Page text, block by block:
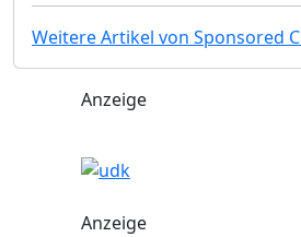
Weitere Artikel von Sponsored
Anzeige
Anzeige